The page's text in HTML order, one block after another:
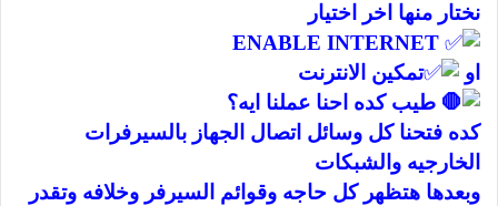
نختار منها اخر اختيار
ENABLE INTERNET
او
تمكين الانترنت
طيب كده احنا عملنا ايه؟
كده فتحنا كل وسائل اتصال الجهاز بالسيرفرات
الخارجيه والشبكات
وبعدها هتظهر كل حاجه وقوائم السيرفر وخلافه وتقدر